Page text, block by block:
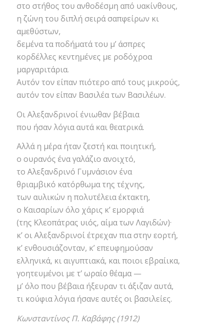
στο στήθος του ανθοδέσμη από υακίνθους,
η ζώνη του διπλή σειρά σαπφείρων κι
αμεθύστων,
δεμένα τα ποδήματά του μ’ άσπρες
κορδέλλες κεντημένες με ροδόχροα
μαργαριτάρια.
Αυτόν τον είπαν πιότερο από τους μικρούς,
αυτόν τον είπαν Βασιλέα των Βασιλέων.
Οι Αλεξανδρινοί ένιωθαν βέβαια
που ήσαν λόγια αυτά και θεατρικά.
Αλλά η μέρα ήταν ζεστή και ποιητική,
ο ουρανός ένα γαλάζιο ανοιχτό,
το Αλεξανδρινό Γυμνάσιον ένα
θριαμβικό κατόρθωμα της τέχνης,
των αυλικών η πολυτέλεια έκτακτη,
ο Καισαρίων όλο χάρις κ’ εμορφιά
(της Κλεοπάτρας υιός, αίμα των Λαγιδών)·
κ’ οι Αλεξανδρινοί έτρεχαν πια στην εορτή,
κ’ ενθουσιάζονταν, κ’ επευφημούσαν
ελληνικά, κι αιγυπτιακά, και ποιοι εβραίικα,
γοητευμένοι με τ’ ωραίο θέαμα —
μ’ όλο που βέβαια ήξευραν τι άξιζαν αυτά,
τι κούφια λόγια ήσανε αυτές οι βασιλείες.
Κωνσταντίνος Π. Καβάφης (1912)